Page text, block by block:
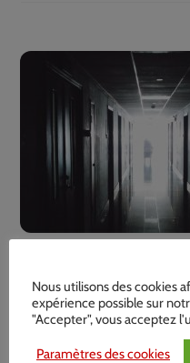
ABUS
CHARGE !
Nous utilisons des cookies
expérience possible sur
"Accepter", vous acceptez
Paramètres des cookies